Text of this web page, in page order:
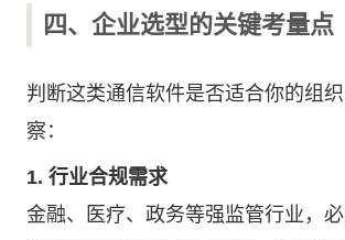
四、企业选型的关键考量点
判断这类通信软件是否适合你的组
察：
1. 行业合规需求
金融、医疗、政务等强监管行业，